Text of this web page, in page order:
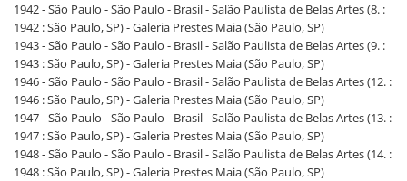
1942 - São Paulo - São Paulo - Brasil - Salão Paulista de Belas Artes (8. :
1942 : São Paulo, SP) - Galeria Prestes Maia (São Paulo, SP)
1943 - São Paulo - São Paulo - Brasil - Salão Paulista de Belas Artes (9. :
1943 : São Paulo, SP) - Galeria Prestes Maia (São Paulo, SP)
1946 - São Paulo - São Paulo - Brasil - Salão Paulista de Belas Artes (12. :
1946 : São Paulo, SP) - Galeria Prestes Maia (São Paulo, SP)
1947 - São Paulo - São Paulo - Brasil - Salão Paulista de Belas Artes (13. :
1947 : São Paulo, SP) - Galeria Prestes Maia (São Paulo, SP)
1948 - São Paulo - São Paulo - Brasil - Salão Paulista de Belas Artes (14. :
1948 : São Paulo, SP) - Galeria Prestes Maia (São Paulo, SP)